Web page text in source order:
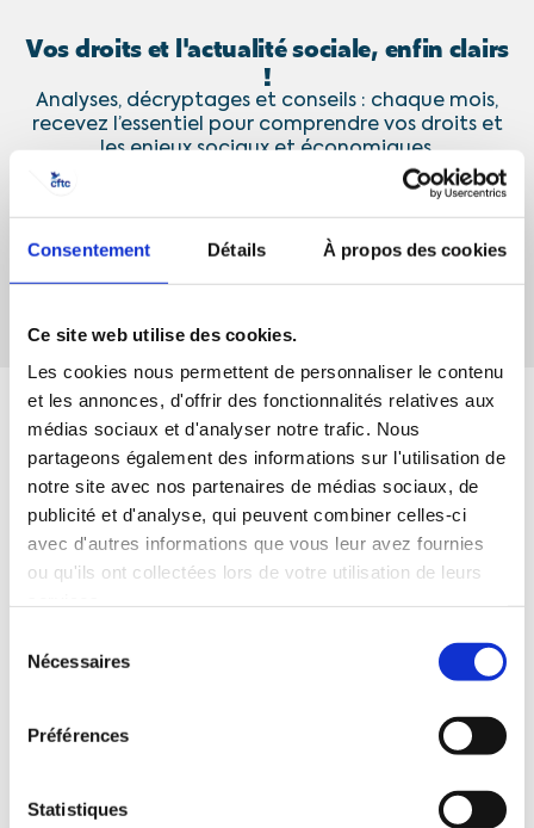
Consentement Détails À propos des cookies
Ce site web utilise des cookies.
Les cookies nous permettent de personnaliser le contenu
et les annonces, d'offrir des fonctionnalités relatives aux
médias sociaux et d'analyser notre trafic. Nous
partageons également des informations sur l'utilisation de
notre site avec nos partenaires de médias sociaux, de
publicité et d'analyse, qui peuvent combiner celles-ci
avec d'autres informations que vous leur avez fournies
ou qu'ils ont collectées lors de votre utilisation de leurs
Nécessaires
Préférences
Statistiques
Vos droits et l'actualité sociale, enfin clairs
!
Analyses, décryptages et conseils : chaque mois,
recevez l’essentiel pour comprendre vos droits et
les enjeux sociaux et économiques.
J’accepte de recevoir les communications de la CFTC
ACTUALITÉS
Quand syndicalisme et service public font
Découvrez le nouveau guide de lutte contre les
Lutte contre les violences sexistes et sexuelles : à
l'UCANSS, la CFTC signe un accord d'entreprise